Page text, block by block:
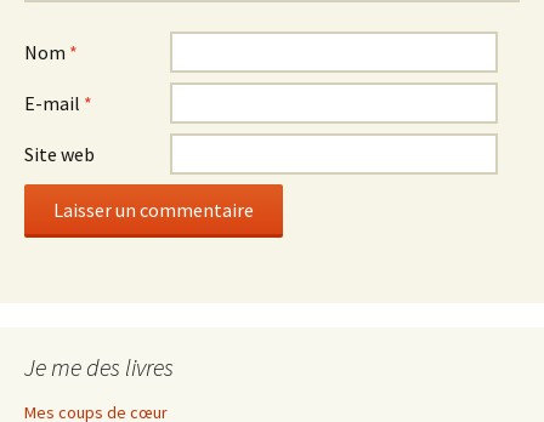
Nom *
E-mail *
Site web
Je me des livres
Mes coups de cœur